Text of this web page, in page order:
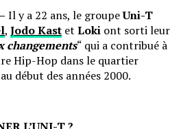
Il y a 22 ans, le groupeUni-T
, Jodo Kast et Loki ont sorti leur
changements“ qui a contribué à
Hip-Hop dans le quartier
début des années 2000.